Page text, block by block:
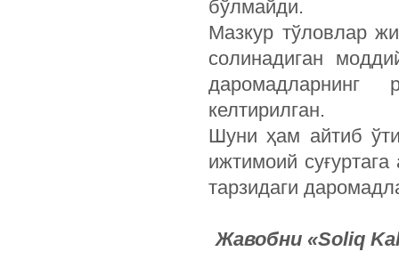
бўлмайди.
Мазкур тўловлар
солинадиган
даромадларнинг
келтирилган.
Шуни ҳам айтиб
ижтимоий
тарзидаги
Жавобни «Soliq